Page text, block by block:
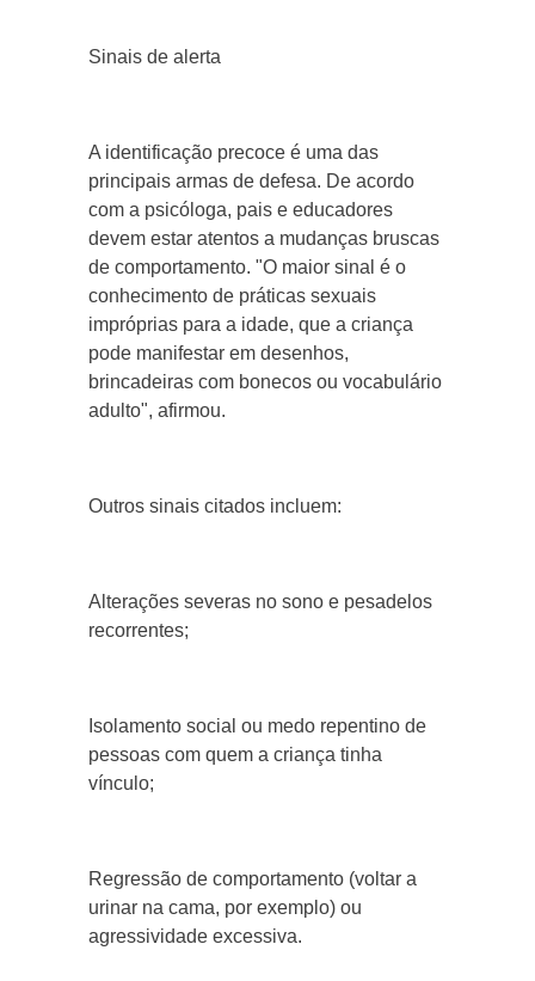
Sinais de alerta
A identificação precoce é uma das
principais armas de defesa. De acordo
com a psicóloga, pais e educadores
devem estar atentos a mudanças bruscas
de comportamento. "O maior sinal é o
conhecimento de práticas sexuais
impróprias para a idade, que a criança
pode manifestar em desenhos,
brincadeiras com bonecos ou vocabulário
adulto", afirmou.
Outros sinais citados incluem:
Alterações severas no sono e pesadelos
recorrentes;
Isolamento social ou medo repentino de
pessoas com quem a criança tinha
vínculo;
Regressão de comportamento (voltar a
urinar na cama, por exemplo) ou
agressividade excessiva.